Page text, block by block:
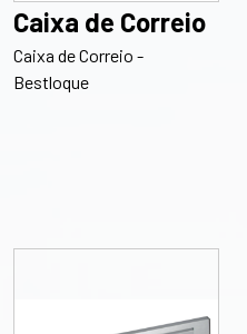
Caixa de Correio
Caixa de Correio -
Bestloque